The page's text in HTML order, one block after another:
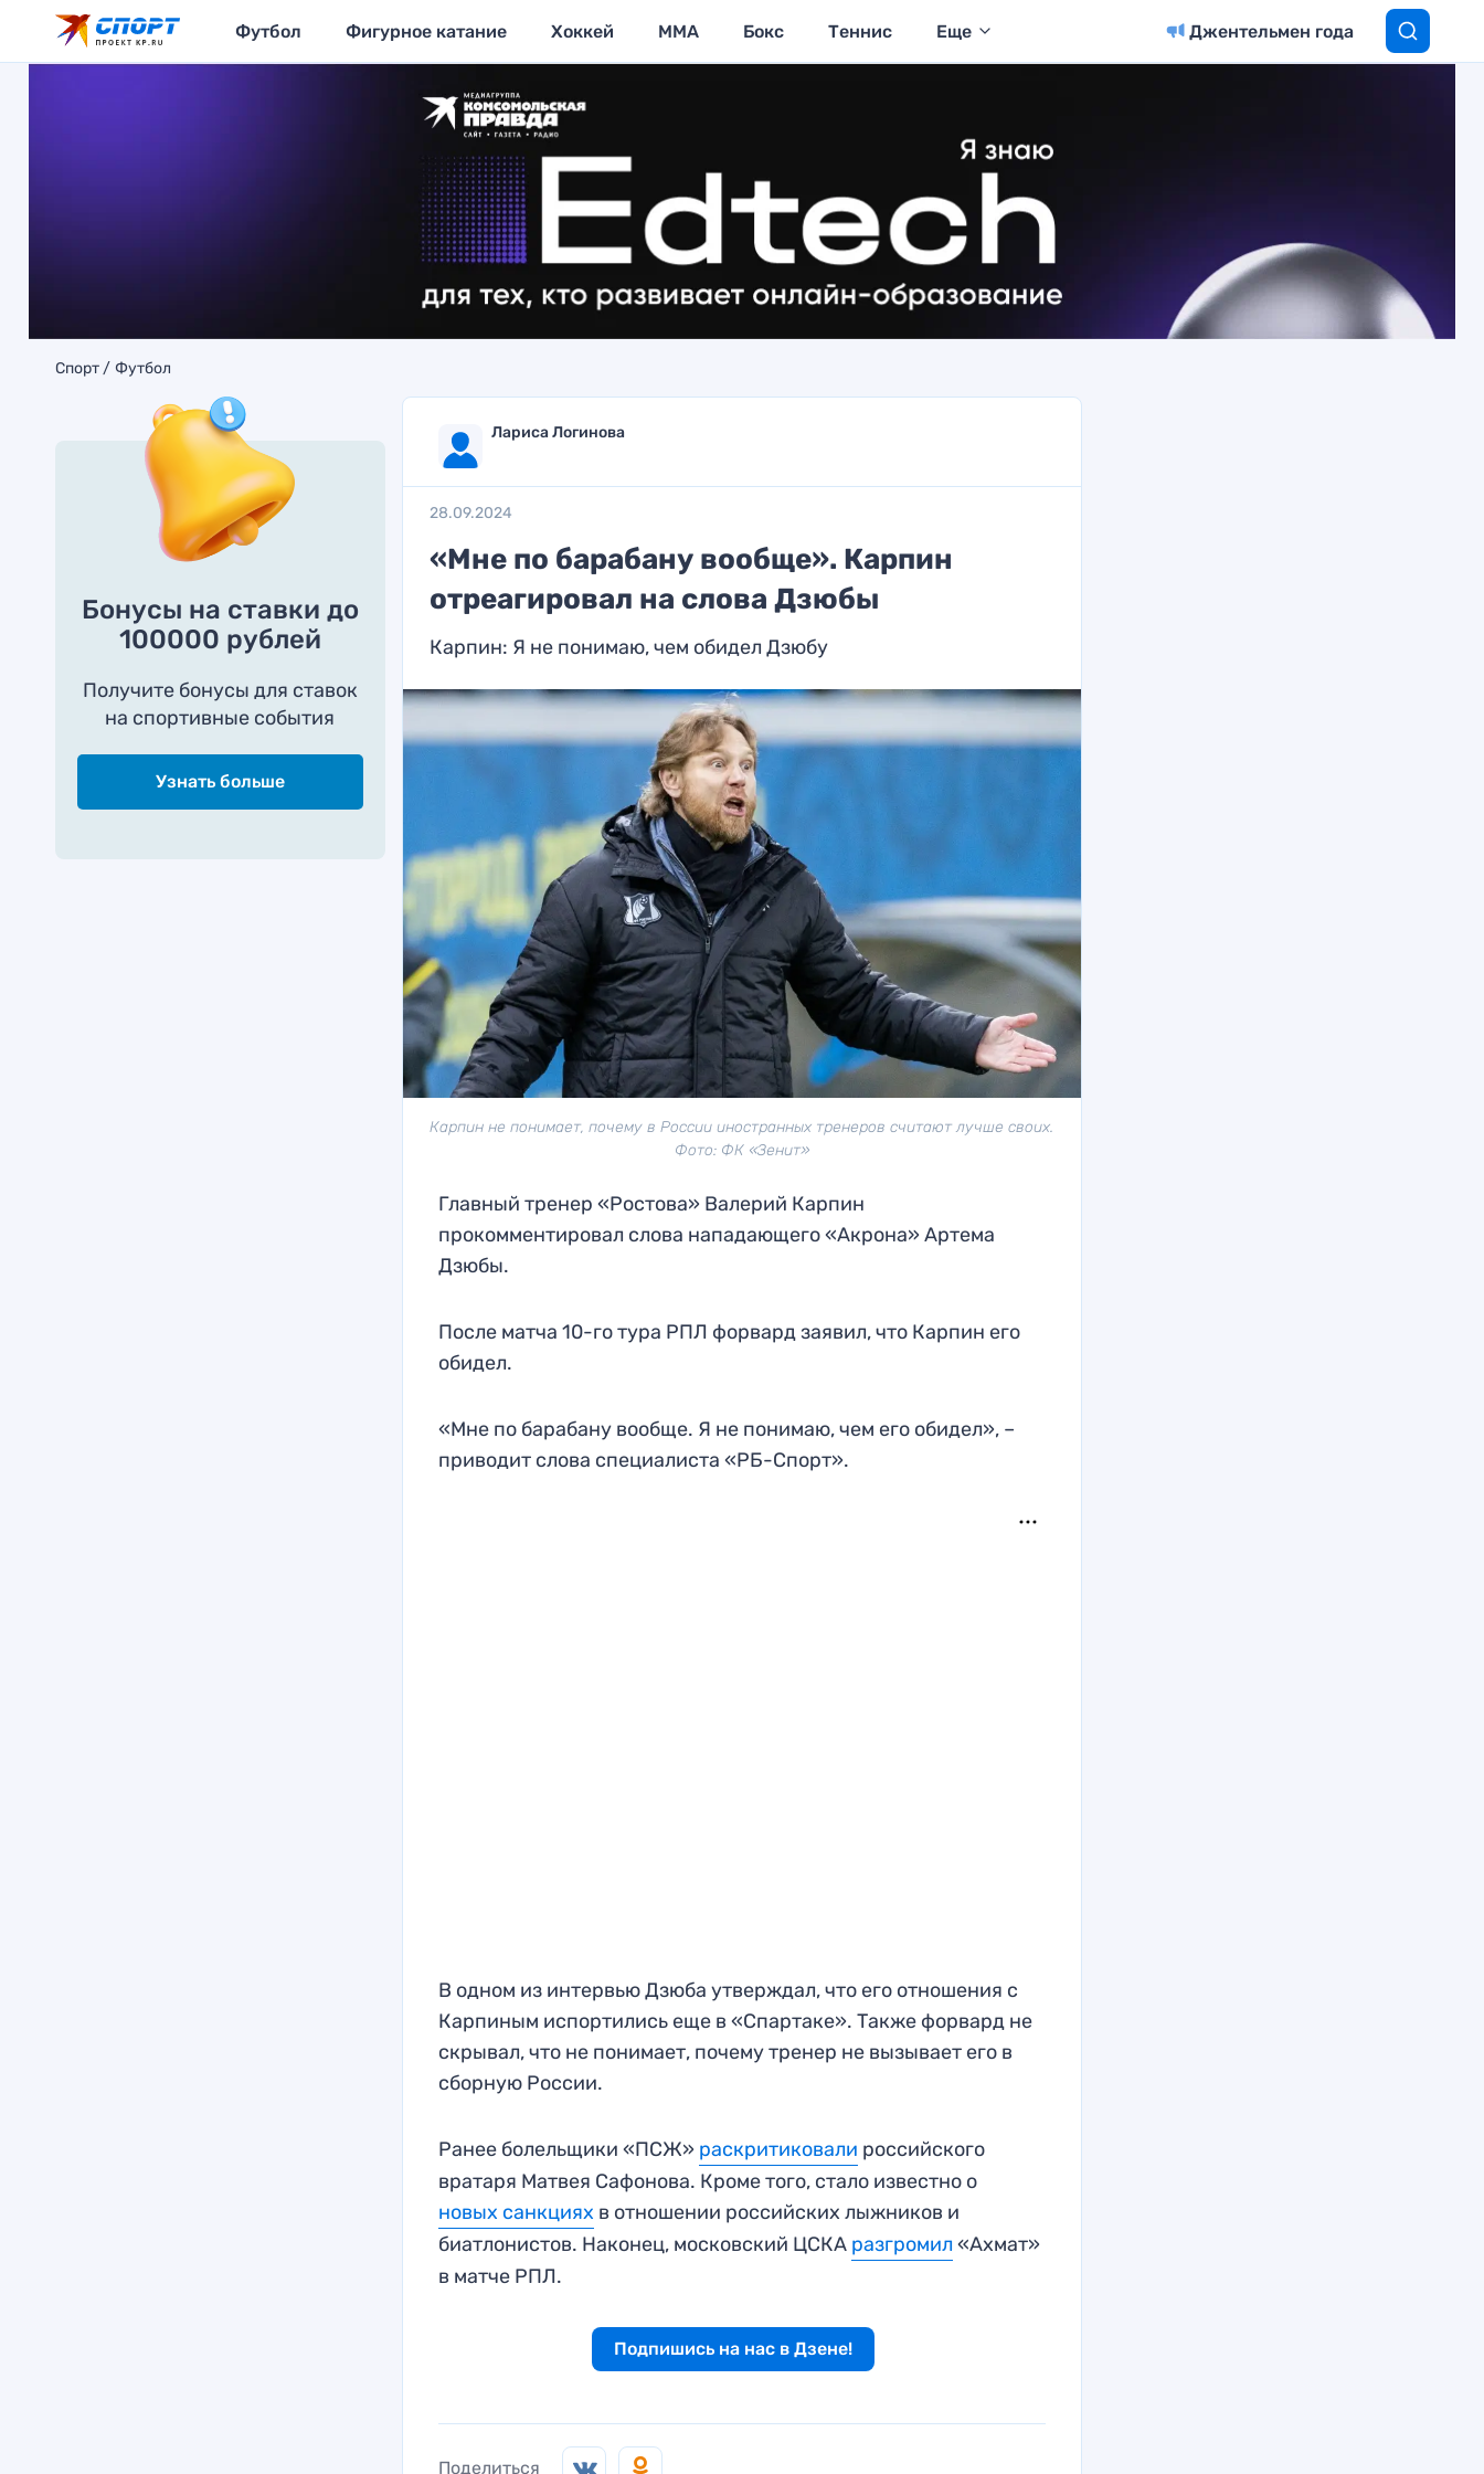
Футбол Фигурное катание Хоккей MMA Бокс Теннис Еще Джентельмен года
Спорт Футбол
Бонусы на ставки до
100000 рублей
Получите бонусы для ставок
на спортивные события
Узнать больше
Лариса Логинова
28.09.2024
«Мне по барабану вообще». Карпин
отреагировал на слова Дзюбы
Карпин: Я не понимаю, чем обидел Дзюбу
Карпин не понимает, почему в России иностранных тренеров считают лучше своих.
Фото: ФК «Зенит»
Главный тренер «Ростова» Валерий Карпин
прокомментировал слова нападающего «Акрона» Артема
Дзюбы.
После матча 10-го тура РПЛ форвард заявил, что Карпин его
обидел.
«Мне по барабану вообще. Я не понимаю, чем его обидел», –
приводит слова специалиста «РБ-Спорт».
В одном из интервью Дзюба утверждал, что его отношения с
Карпиным испортились еще в «Спартаке». Также форвард не
скрывал, что не понимает, почему тренер не вызывает его в
сборную России.
Ранее болельщики «ПСЖ» раскритиковали российского
вратаря Матвея Сафонова. Кроме того, стало известно о
новых санкциях в отношении российских лыжников и
биатлонистов. Наконец, московский ЦСКА разгромил«Ахмат»
в матче РПЛ.
Подпишись на нас в Дзене!
Поделиться